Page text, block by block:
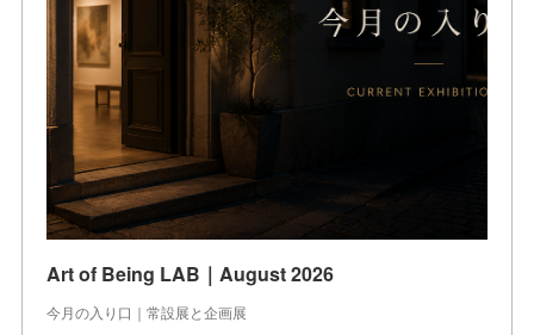
Art of Being LAB｜August 2026
今月の入り口｜常設展と企画展